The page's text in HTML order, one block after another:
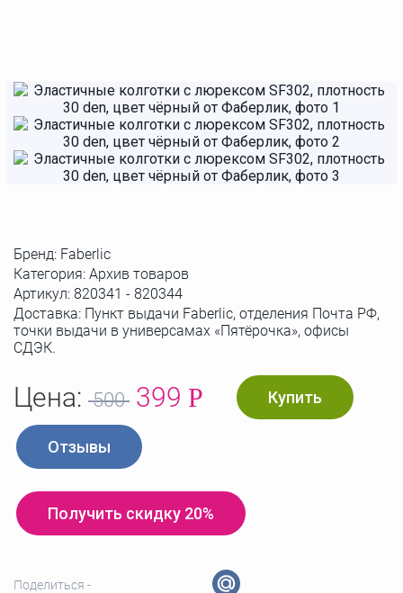
Бренд: Faberlic
Категория: Архив товаров
Артикул: 820341 - 820344
Доставка: Пункт выдачи Faberlic, отделения Почта РФ,
точки выдачи в универсамах «Пятёрочка», офисы
СДЭК.
Цена: 500 399 Р Купить
Отзывы
Получить скидку 20%
Поделиться -